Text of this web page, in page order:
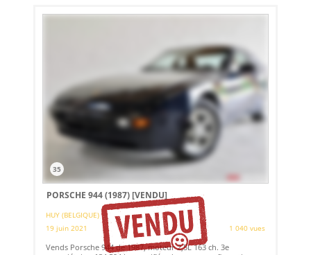
35
PORSCHE 944 (1987)[VENDU]
HUY (BELGIQUE)
19 juin 2021
1 040 vues
Vends Porsche 944 de 1987, moteur 2,5L 163 ch. 3e